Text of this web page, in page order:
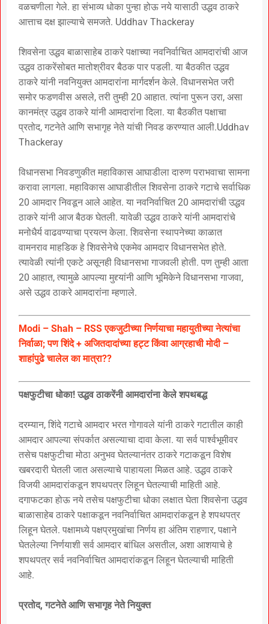
वळचणीला गेले. हा संभाव्य धोका पुन्हा होऊ नये यासाठी उद्धव ठाकरे
आत्ताच दक्ष झाल्याचे समजते. Uddhav Thackeray
शिवसेना उद्धव बाळासाहेब ठाकरे पक्षाच्या नवनिर्वाचित आमदारांची आज
उद्धव ठाकरेंसोबत मातोश्रीवर बैठक पार पडली. या बैठकीत उद्धव
ठाकरे यांनी नवनियुक्त आमदारांना मार्गदर्शन केले. विधानसभेत जरी
समोर फडणवीस असले, तरी तुम्ही 20 आहात. त्यांना पुरून उरा, असा
कानमंत्र उद्धव ठाकरे यांनी आमदारांना दिला. या बैठकीत पक्षाचा
प्रतोद, गटनेते आणि सभागृह नेते यांची निवड करण्यात आली.Uddhav
Thackeray
विधानसभा निवडणुकीत महाविकास आघाडीला दारुण पराभवाचा सामना
करावा लागला. महाविकास आघाडीतील शिवसेना ठाकरे गटाचे सर्वाधिक
20 आमदार निवडून आले आहेत. या नवनिर्वाचित 20 आमदारांची उद्धव
ठाकरे यांनी आज बैठक घेतली. यावेळी उद्धव ठाकरे यांनी आमदारांचे
मनोधैर्य वाढवण्याचा प्रयत्न केला. शिवसेना स्थापनेच्या काळात
वामनराव माहडिक हे शिवसेनेचे एकमेव आमदार विधानसभेत होते.
त्यावेळी त्यांनी एकटे असूनही विधानसभा गाजवली होती. पण तुम्ही आता
20 आहात, त्यामुळे आपल्या मुद्द्यांनी आणि भूमिकेने विधानसभा गाजवा,
असे उद्धव ठाकरे आमदारांना म्हणाले.
Modi – Shah – RSS एकजुटीच्या निर्णयाचा महायुतीच्या नेत्यांचा
निर्वाळा; पण शिंदे + अजितदादांच्या हट्ट किंवा आग्रहाची मोदी –
शाहांपुढे चालेल का मात्रा??
पक्षफुटीचा धोका! उद्धव ठाकरेंनी आमदारांना केले शपथबद्ध
दरम्यान, शिंदे गटाचे आमदार भरत गोगावले यांनी ठाकरे गटातील काही
आमदार आपल्या संपर्कात असल्याचा दावा केला. या सर्व पार्श्वभूमीवर
तसेच पक्षफुटीचा मोठा अनुभव घेतल्यानंतर ठाकरे गटाकडून विशेष
खबरदारी घेतली जात असल्याचे पाहायला मिळत आहे. उद्धव ठाकरे
विजयी आमदारांकडून शपथपत्र लिहून घेतल्याची माहिती आहे.
दगाफटका होऊ नये तसेच पक्षफुटीचा धोका लक्षात घेता शिवसेना उद्धव
बाळासाहेब ठाकरे पक्षाकडून नवनिर्वाचित आमदारांकडून हे शपथपत्र
लिहून घेतले. पक्षामध्ये पक्षप्रमुखांचा निर्णय हा अंतिम राहणार, पक्षाने
घेतलेल्या निर्णयाशी सर्व आमदार बांधिल असतील, अशा आशयाचे हे
शपथपत्र सर्व नवनिर्वाचित आमदारांकडून लिहून घेतल्याची माहिती
आहे.
प्रतोद, गटनेते आणि सभागृह नेते नियुक्त